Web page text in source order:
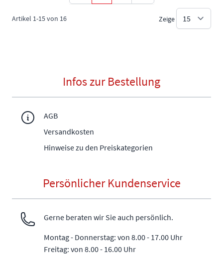
Artikel 1-15von 16 Zeige
Infos zur Bestellung
AGB
Versandkosten
Hinweise zu den Preiskategorien
Persönlicher Kundenservice
Gerne beraten wir Sie auch persönlich.
Montag - Donnerstag: von 8.00 - 17.00 Uhr
Freitag: von 8.00 - 16.00 Uhr